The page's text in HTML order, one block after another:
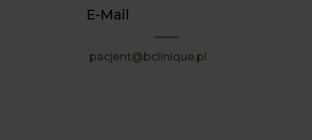
E-Mail
pacjent@bclinique.pl